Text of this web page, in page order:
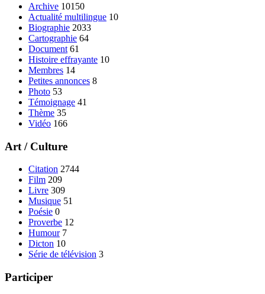
Archive 10150
Actualité multilingue 10
Biographie 2033
Cartographie 64
Document 61
Histoire effrayante 10
Membres 14
Petites annonces 8
Photo 53
Témoignage 41
Thème 35
Vidéo 166
Art / Culture
Citation 2744
Film 209
Livre 309
Musique 51
Poésie 0
Proverbe 12
Humour 7
Dicton 10
Série de télévision 3
Participer